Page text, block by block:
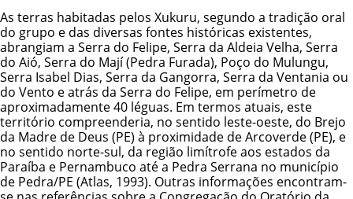
As terras habitadas pelos Xukuru, segundo a tradição oral
do grupo e das diversas fontes históricas existentes,
abrangiam a Serra do Felipe, Serra da Aldeia Velha, Serra
do Aió, Serra do Mají (Pedra Furada), Poço do Mulungu,
Serra Isabel Dias, Serra da Gangorra, Serra da Ventania ou
do Vento e atrás da Serra do Felipe, em perímetro de
aproximadamente 40 léguas. Em termos atuais, este
território compreenderia, no sentido leste-oeste, do Brejo
da Madre de Deus (PE) à proximidade de Arcoverde (PE), e
no sentido norte-sul, da região limítrofe aos estados da
Paraíba e Pernambuco até a Pedra Serrana no município
de Pedra/PE (Atlas, 1993). Outras informações encontram-